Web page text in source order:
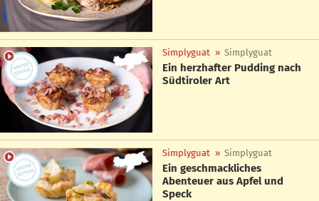
Simplyguat » Simplyguat
Ein herzhafter Pudding nach
Südtiroler Art
Simplyguat » Simplyguat
Ein geschmackliches
Abenteuer aus Apfel und
Speck